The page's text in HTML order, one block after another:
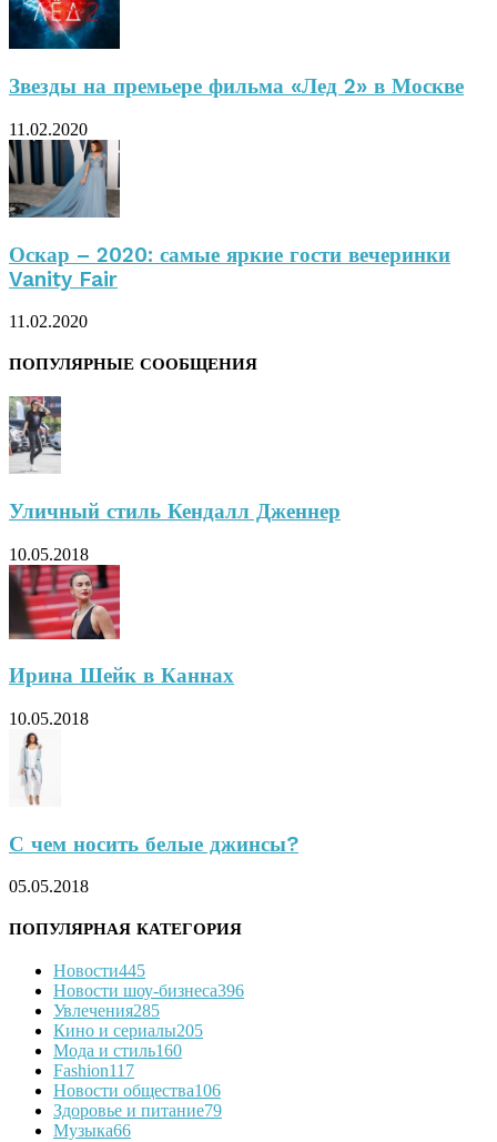
Звезды на премьере фильма «Лед 2» в Москве
11.02.2020
Оскар – 2020: самые яркие гости вечеринки
Vanity Fair
11.02.2020
ПОПУЛЯРНЫЕ СООБЩЕНИЯ
Уличный стиль Кендалл Дженнер
10.05.2018
Ирина Шейк в Каннах
10.05.2018
С чем носить белые джинсы?
05.05.2018
ПОПУЛЯРНАЯ КАТЕГОРИЯ
Новости445
Новости шоу-бизнеса396
Увлечения285
Кино и сериалы205
Мода и стиль160
Fashion117
Новости общества106
Здоровье и питание79
Музыка66